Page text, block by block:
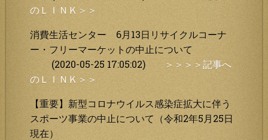
のＬＩＮＫ＞＞
消費生活センター 6月13日リサイクルコーナ
ー・フリーマーケットの中止について
(2020-05-25 17:05:02)
＞＞＞＞記事へ
のＬＩＮＫ＞＞
【重要】新型コロナウイルス感染症拡大に伴う
スポーツ事業の中止について（令和2年5月25日
現在）